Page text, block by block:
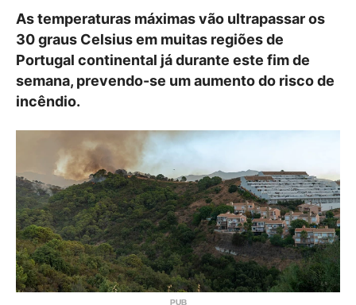
As temperaturas máximas vão ultrapassar os
30 graus Celsius em muitas regiões de
Portugal continental já durante este fim de
semana, prevendo-se um aumento do risco de
incêndio.